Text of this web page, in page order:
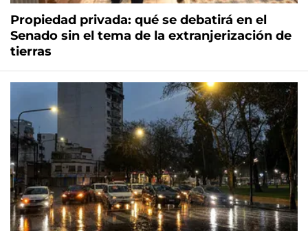
Propiedad privada: qué se debatirá en el
Senado sin el tema de la extranjerización de
tierras